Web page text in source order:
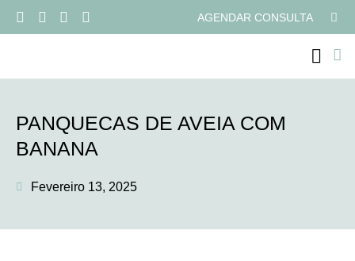
AGENDAR CONSULTA
PANQUECAS DE AVEIA COM
BANANA
Fevereiro 13, 2025